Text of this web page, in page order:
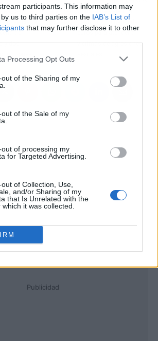
participants. This information may
us to third parties on the IAB’s List of
that may further disclose it to other
Processing Opt Outs
of the Sharing of my
of the Sale of my
of processing my
for Targeted Advertising.
of Collection, Use,
and/or Sharing of my
that Is Unrelated with the
it was collected.
de
se cierra
de
y dos
Consell de Valencia
destina 2 millones de
euros para atender a
víctimas de agresiones
Publicidad